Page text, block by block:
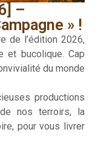
–
» !
de l’édition 2026,
et bucolique. Cap
du monde
productions
nos terroirs, la
pour vous livrer